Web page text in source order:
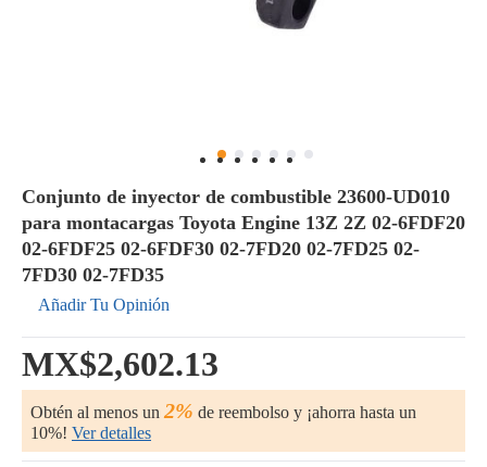
Conjunto de inyector de combustible 23600-UD010
para montacargas Toyota Engine 13Z 2Z 02-6FDF20
02-6FDF25 02-6FDF30 02-7FD20 02-7FD25 02-
7FD30 02-7FD35
Añadir Tu Opinión
MX$2,602.13
Obtén al menos un 2% de reembolso y ¡ahorra hasta un
10%! Ver detalles